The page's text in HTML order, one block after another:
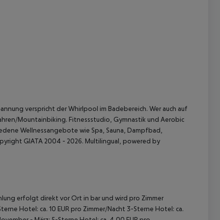
verspricht der Whirlpool im Badebereich. Wer auch auf
Mountainbiking. Fitnessstudio, Gymnastik und Aerobic
Wellnessangebote wie Spa, Sauna, Dampfbad,
GIATA 2004 - 2026. Multilingual, powered by
erfolgt direkt vor Ort in bar und wird pro Zimmer
Hotel: ca. 10 EUR pro Zimmer/Nacht 3-Sterne Hotel: ca.